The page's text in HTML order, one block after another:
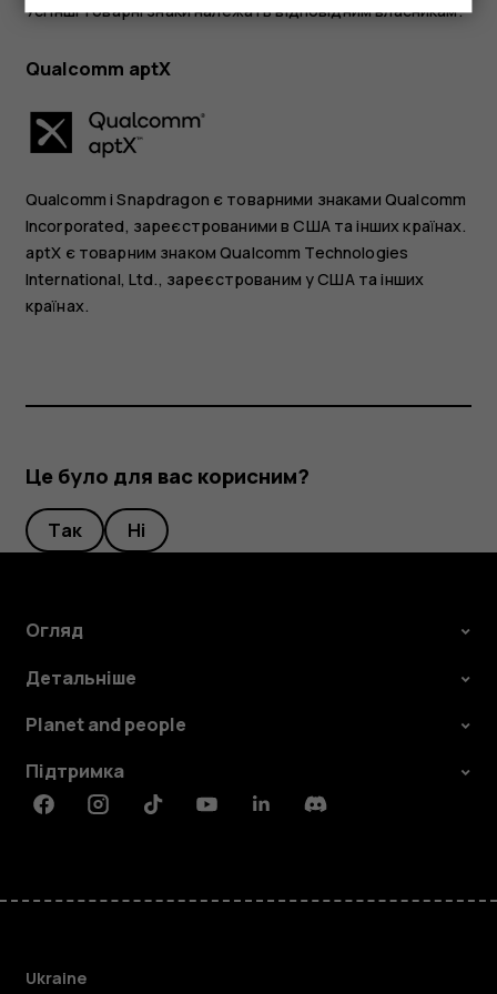
Усі інші товарні знаки належать відповідним власникам.
Qualcomm aptX
Qualcomm і Snapdragon є товарними знаками Qualcomm
Incorporated, зареєстрованими в США та інших країнах.
aptX є товарним знаком Qualcomm Technologies
International, Ltd., зареєстрованим у США та інших
країнах.
Це було для вас корисним?
Так Ні
Огляд
Детальніше
Planet and people
Підтримка
FacebookInstagramTiktokYoutubeLinkedinDiscord
Ukraine